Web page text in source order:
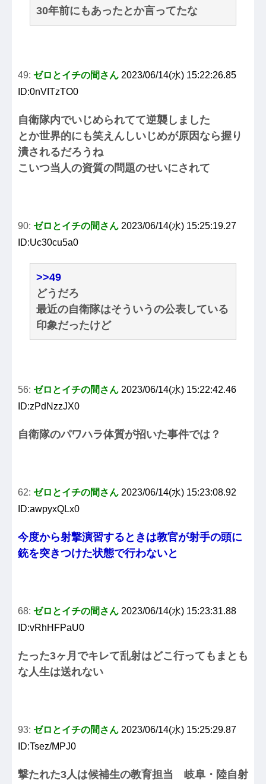
30年前にもあったとか言ってたな
49: ゼロとイチの間さん 2023/06/14(水) 15:22:26.85
ID:0nVITzTO0
自衛隊内でいじめられてて逆襲しました
とか世界的にも笑えんしいじめが原因なら握り
潰されるだろうね
こいつ当人の資質の問題のせいにされて
90: ゼロとイチの間さん 2023/06/14(水) 15:25:19.27
ID:Uc30cu5a0
>>49
どうだろ
最近の自衛隊はそういうの公表している
印象だったけど
56: ゼロとイチの間さん 2023/06/14(水) 15:22:42.46
ID:zPdNzzJX0
自衛隊のパワハラ体質が招いた事件では？
62: ゼロとイチの間さん 2023/06/14(水) 15:23:08.92
ID:awpyxQLx0
今度から射撃演習するときは教官が射手の頭に
銃を突きつけた状態で行わないと
68: ゼロとイチの間さん 2023/06/14(水) 15:23:31.88
ID:vRhHFPaU0
たった3ヶ月でキレて乱射はどこ行ってもまとも
な人生は送れない
93: ゼロとイチの間さん 2023/06/14(水) 15:25:29.87
ID:Tsez/MPJ0
撃たれた3人は候補生の教育担当 岐阜・陸自射